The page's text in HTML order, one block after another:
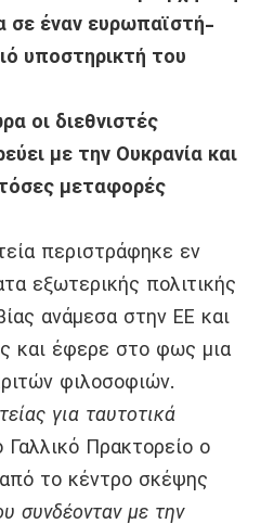
σε έναν ευρωπαϊστή-
υποστηρικτή του
οι διεθνιστές
με την Ουκρανία και
μεταφορές
περιστράφηκε εν
εξωτερικής πολιτικής
ανάμεσα στην ΕΕ και
και έφερε στο φως μια
φιλοσοφιών.
για ταυτοτικά
Πρακτορείο ο
το κέντρο σκέψης
συνδέονταν με την